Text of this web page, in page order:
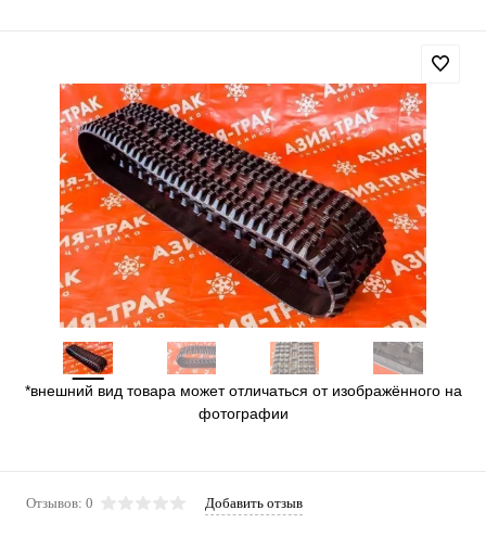
*внешний вид товара может отличаться от изображённого на
фотографии
Отзывов: 0 Добавить отзыв